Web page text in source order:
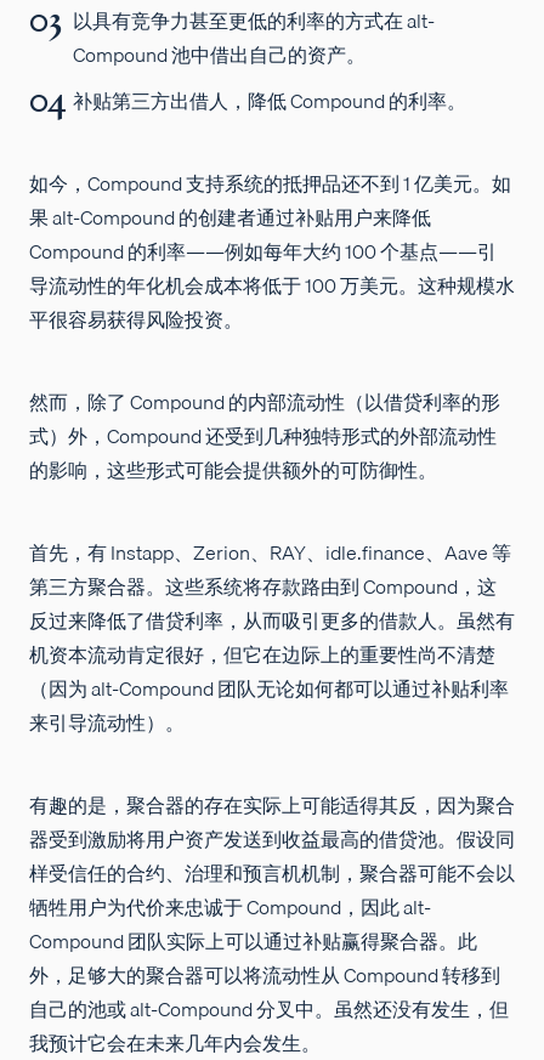
以具有竞争力甚至更低的利率的方式在 alt-
Compound 池中借出自己的资产。
补贴第三方出借人，降低 Compound 的利率。
如今，Compound 支持系统的抵押品还不到 1 亿美元。如
果 alt-Compound 的创建者通过补贴用户来降低
Compound 的利率——例如每年大约 100 个基点——引
导流动性的年化机会成本将低于 100 万美元。这种规模水
平很容易获得风险投资。
然而，除了 Compound 的内部流动性（以借贷利率的形
式）外，Compound 还受到几种独特形式的外部流动性
的影响，这些形式可能会提供额外的可防御性。
首先，有 Instapp、Zerion、RAY、idle.finance、Aave 等
第三方聚合器。这些系统将存款路由到 Compound，这
反过来降低了借贷利率，从而吸引更多的借款人。虽然有
机资本流动肯定很好，但它在边际上的重要性尚不清楚
（因为 alt-Compound 团队无论如何都可以通过补贴利率
来引导流动性）。
有趣的是，聚合器的存在实际上可能适得其反，因为聚合
器受到激励将用户资产发送到收益最高的借贷池。假设同
样受信任的合约、治理和预言机机制，聚合器可能不会以
牺牲用户为代价来忠诚于 Compound，因此 alt-
Compound 团队实际上可以通过补贴赢得聚合器。此
外，足够大的聚合器可以将流动性从 Compound 转移到
自己的池或 alt-Compound 分叉中。虽然还没有发生，但
我预计它会在未来几年内会发生。